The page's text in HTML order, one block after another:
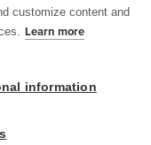
customize content and
Learn more
information